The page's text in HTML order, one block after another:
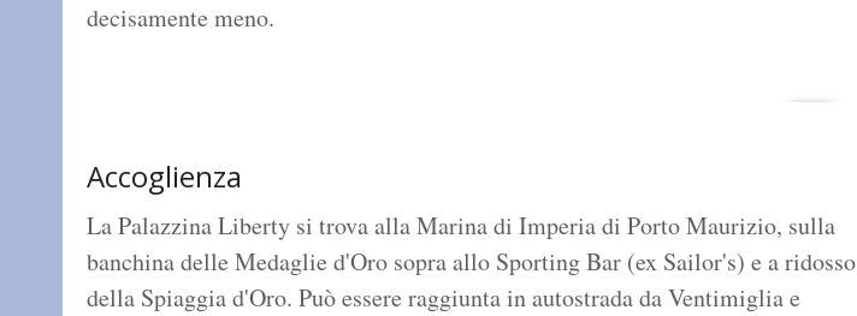
decisamente meno.
Accoglienza
La Palazzina Liberty si trova alla Marina di Imperia di Porto Maurizio, sulla
banchina delle Medaglie d'Oro sopra allo Sporting Bar (ex Sailor's) e a ridosso
della Spiaggia d'Oro. Può essere raggiunta in autostrada da Ventimiglia e